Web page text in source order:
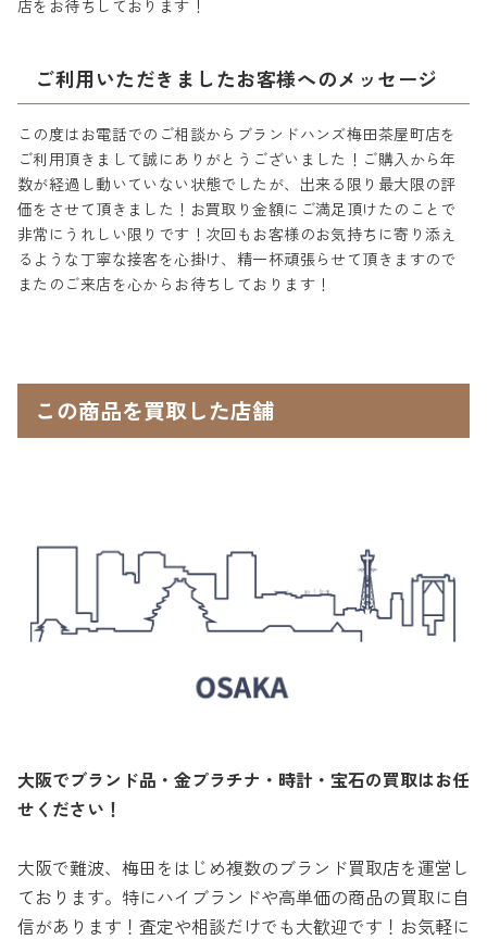
店をお待ちしております！
ご利用いただきましたお客様へのメッセージ
この度はお電話でのご相談からブランドハンズ梅田茶屋町店を
ご利用頂きまして誠にありがとうございました！ご購入から年
数が経過し動いていない状態でしたが、出来る限り最大限の評
価をさせて頂きました！お買取り金額にご満足頂けたのことで
非常にうれしい限りです！次回もお客様のお気持ちに寄り添え
るような丁寧な接客を心掛け、精一杯頑張らせて頂きますので
またのご来店を心からお待ちしております！
この商品を買取した店舗
大阪でブランド品・金プラチナ・時計・宝石の買取はお任
せください！
大阪で難波、梅田をはじめ複数のブランド買取店を運営し
ております。特にハイブランドや高単価の商品の買取に自
信があります！査定や相談だけでも大歓迎です！お気軽に